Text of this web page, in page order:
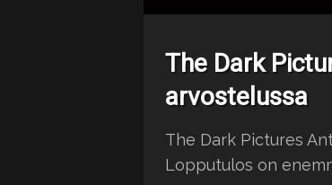
The Dark
arvostelussa
The Dark Pictures
Lopputulos on